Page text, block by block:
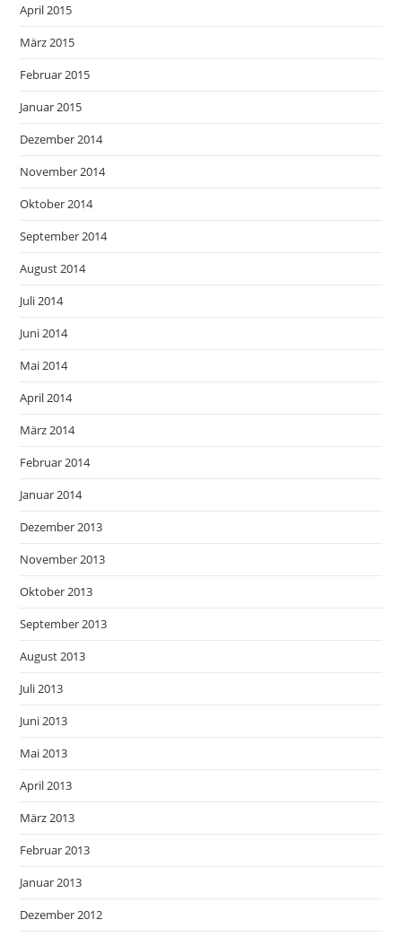
April 2015
März 2015
Februar 2015
Januar 2015
Dezember 2014
November 2014
Oktober 2014
September 2014
August 2014
Juli 2014
Juni 2014
Mai 2014
April 2014
März 2014
Februar 2014
Januar 2014
Dezember 2013
November 2013
Oktober 2013
September 2013
August 2013
Juli 2013
Juni 2013
Mai 2013
April 2013
März 2013
Februar 2013
Januar 2013
Dezember 2012